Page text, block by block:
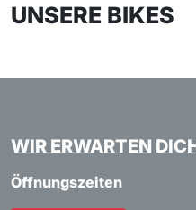
UNSERE BIKES
WIR ERWARTEN
Öffnungszeiten